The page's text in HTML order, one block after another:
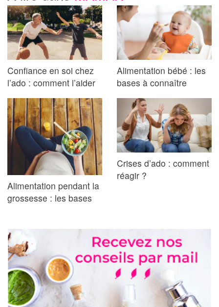
Confiance en soi chez
l’ado : comment l’aider
Alimentation bébé : les
bases à connaître
Alimentation pendant la
grossesse : les bases
Crises d’ado : comment
réagir ?